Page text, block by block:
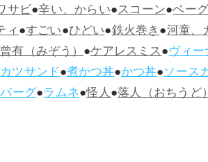
サビ●辛い、からい●スコーン●ベー
ィ●すごい●ひどい●鉄火巻き●河童、
有（みぞう）●ケアレスミス●ヴィ
カツサンド●煮かつ丼●かつ丼●ソース
ーグ●ラムネ●怪人●落人（おちうど